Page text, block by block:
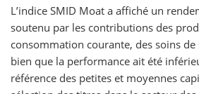
L’indice SMID Moat a affiché un
soutenu par les contributions des
consommation courante, des soins de
bien que la performance ait été
référence des petites et moyennes